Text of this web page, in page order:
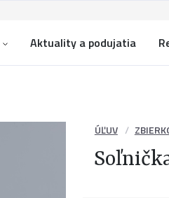
Aktuality a podujatia
ÚĽUV